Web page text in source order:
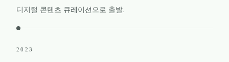
디지털 콘텐츠 큐레이션으로 출발.
2023